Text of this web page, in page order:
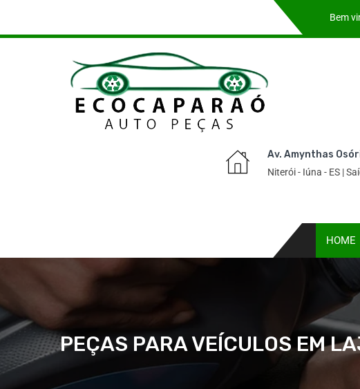
Bem
Av. Amynthas
Niterói - Iúna - ES |
HOME
PEÇAS PARA VEÍCULOS EM